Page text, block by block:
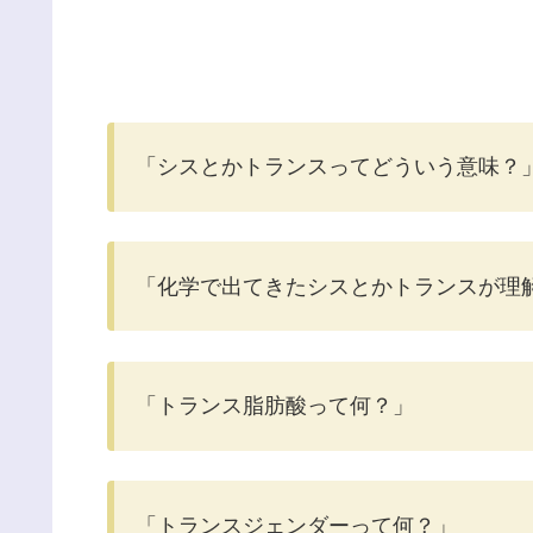
「シスとかトランスってどういう意味？」
「化学で出てきたシスとかトランスが理
「トランス脂肪酸って何？」
「トランスジェンダーって何？」